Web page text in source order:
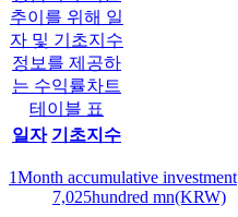
추이를 위해 일
자 및 기초지수
정보를 제공하
는 수익률차트
테이블 표
일자 기초지수
1Month accumulative investment
7,025hundred mn(KRW)